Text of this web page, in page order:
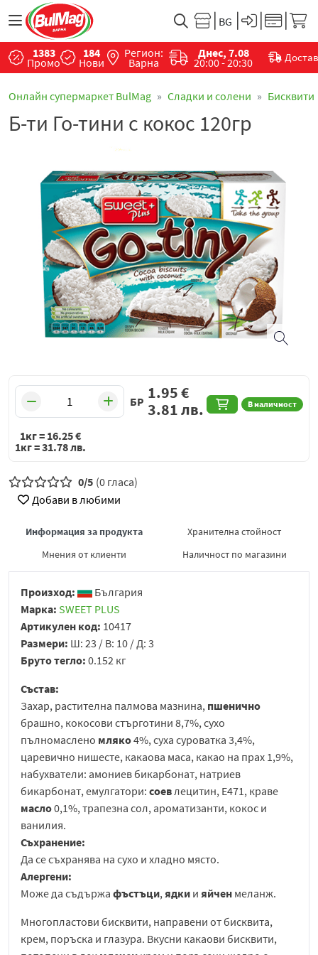
1383
Промо
184
Нови
Регион:
Варна
Днес, 7.08
20:00 - 20:30
Онлайн супермаркет BulMag Сладки и солени Бисквити
Б-ти Го-тини с кокос 120гр
БР В наличност
1.95€
3.81лв.
1кг = 16.25€
1кг =31.78лв.
0/5 (0 гласа)
Добави в любими
Информация за продукта
Хранителна стойност
Мнения от клиенти
Наличност по магазини
Произход:
България
Марка: SWEET PLUS
Артикулен код: 10417
Размери: Ш: 23 / В: 10 / Д: 3
Бруто тегло: 0.152 кг
Състав:
Захар, растителна палмова мазнина, пшенично
брашно, кокосови стърготини 8,7%, сухо
пълномаслено мляко4%, суха суроватка 3,4%,
царевично нишесте, какаова маса, какао на прах 1,9%,
набухватели: амониев бикарбонат, натриев
бикарбонат, емулгатори: соевлецитин, E471, краве
масло0,1%, трапезна сол, ароматизанти, кокос и
ванилия.
Съхранение:
Да се съхранява на сухо и хладно място.
Алергени:
Може да съдържа фъстъци,ядки и яйчен меланж.
Многопластови бисквити, направени от бисквита,
крем, поръска и глазура. Вкусни какаови бисквити,